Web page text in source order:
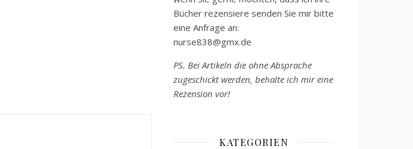
Bücher rezensiere senden Sie mir bitte
eine Anfrage an:
nurse838@gmx.de
PS. Bei Artikeln die ohne Absprache
zugeschickt werden, behalte ich mir eine
Rezension vor!
KATEGORIEN